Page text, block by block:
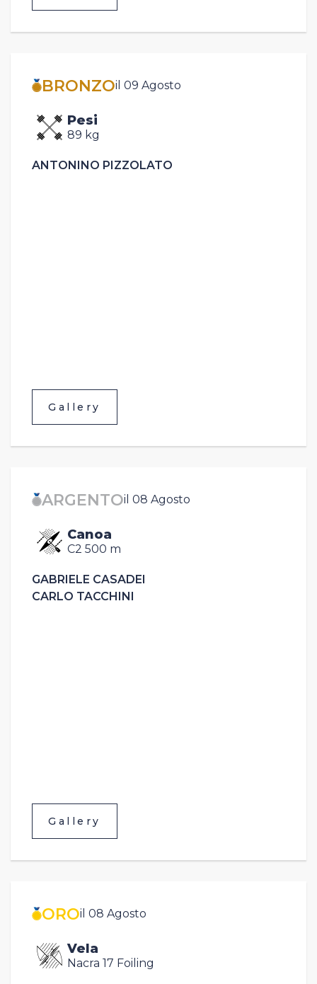
BRONZOil 09 Agosto
Pesi
89 kg
ANTONINO PIZZOLATO
Gallery
ARGENTOil 08 Agosto
Canoa
C2 500 m
GABRIELE CASADEI
CARLO TACCHINI
Gallery
OROil 08 Agosto
Vela
Nacra 17 Foiling